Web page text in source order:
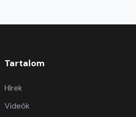
Tartalom
Hírek
Videók